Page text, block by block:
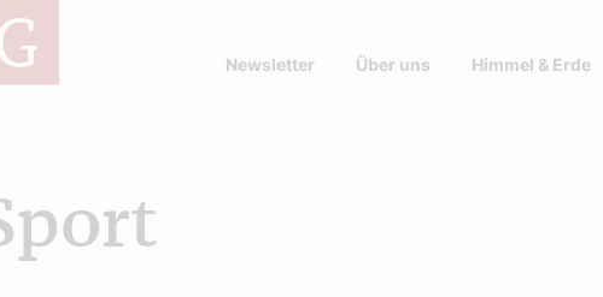
Newsletter Über uns Himmel & Erde